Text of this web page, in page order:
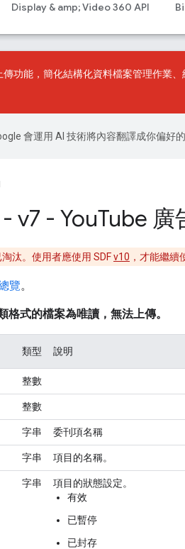
Display & amp; Video 360 API
傳功能，簡化結構化資料檔案管理作業
會運用 AI 技術將內容翻譯成你偏好
v7 - YouTube 廣
汰。使用者應使用 SDFv10 ，才能繼
覽。
格式的檔案為唯讀，無法上傳。
類型 說明
整數
整數
字串 委刊項名稱
字串 項目的名稱。
字串
項目的狀態設定。
有效
已暫停
已封存